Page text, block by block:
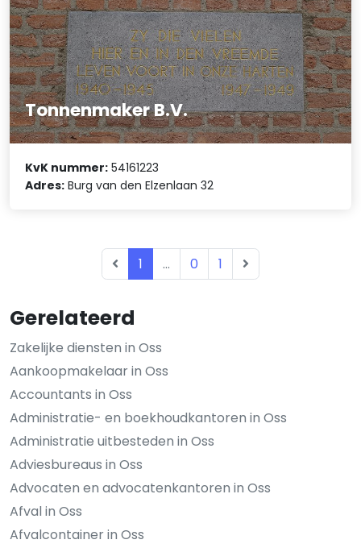
Gerelateerd
Zakelijke diensten in Oss
Aankoopmakelaar in Oss
Accountants in Oss
Administratie- en boekhoudkantoren in Oss
Administratie uitbesteden in Oss
Adviesbureaus in Oss
Advocaten en advocatenkantoren in Oss
Afval in Oss
Afvalcontainer in Oss
Tonnenmaker B.V.
KvK nummer: 54161223
Adres: Burg van den Elzenlaan 32
1 ... 0 1